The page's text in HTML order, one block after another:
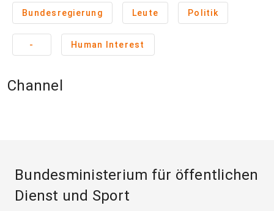
Bundesregierung Leute Politik
- Human Interest
Channel
Bundesministerium für öffentlichen
Dienst und Sport